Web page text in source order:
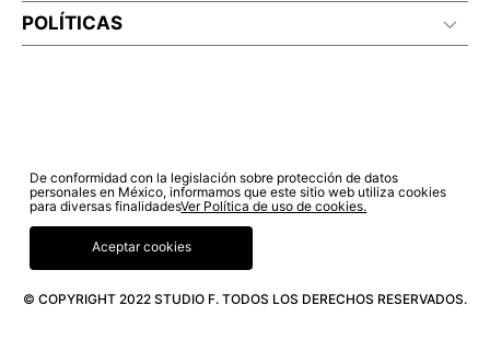
POLÍTICAS
© COPYRIGHT 2022 STUDIO F. TODOS LOS DERECHOS RESERVADOS.
De conformidad con la legislación sobre protección de datos
personales en México, informamos que este sitio web utiliza cookies
para diversas finalidadesVer Política de uso de cookies.
Aceptar cookies